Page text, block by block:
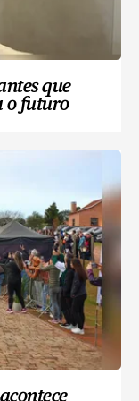
que
o futuro